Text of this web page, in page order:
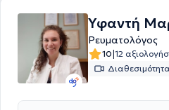
Υφαντή
Ρευματολόγος
10|12